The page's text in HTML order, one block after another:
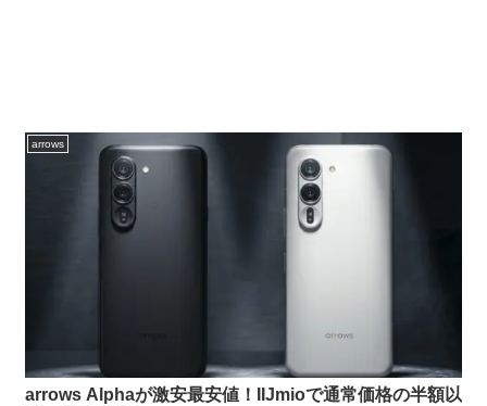
arrows
arrows Alphaが激安最安値！IIJmioで通常価格の半額以